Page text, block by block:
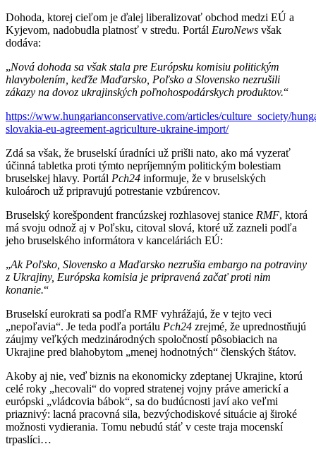
Dohoda, ktorej cieľom je ďalej liberalizovať obchod medzi EÚ a
Kyjevom, nadobudla platnosť v stredu. Portál EuroNews však
dodáva:
„Nová dohoda sa však stala pre Európsku komisiu politickým
hlavybolením , keďže Maďarsko, Poľsko a Slovensko nezrušili
zákazy na dovoz ukrajinských poľnohospodárskych produktov.“
https://www.hungarianconservative.com/articles/culture_society/
slovakia-eu-agreement-agriculture-ukraine-import/
Zdá sa však, že bruselskí úradníci už prišli nato, ako má vyzerať
účinná tabletka proti týmto nepríjemným politickým bolestiam
bruselskej hlavy. Portál Pch24 informuje, že v bruselských
kuloároch už pripravujú potrestanie vzbúrencov.
Bruselský korešpondent francúzskej rozhlasovej stanice RMF, ktorá
má svoju odnož aj v Poľsku, citoval slová, ktoré už zazneli podľa
jeho bruselského informátora v kanceláriách EÚ:
„Ak Poľsko, Slovensko a Maďarsko nezrušia embargo na potraviny
z Ukrajiny, Európska komisia je pripravená začať proti nim
konanie.“
Bruselskí eurokrati sa podľa RMF vyhrážajú, že v tejto veci
„nepoľavia“. Je teda podľa portálu Pch24 zrejmé, že uprednostňujú
záujmy veľkých medzinárodných spoločností pôsobiacich na
Ukrajine pred blahobytom „menej hodnotných“ členských štátov.
Akoby aj nie, veď biznis na ekonomicky zdeptanej Ukrajine, ktorú
celé roky „hecovali“ do vopred stratenej vojny práve americkí a
európski „vládcovia bábok“, sa do budúcnosti javí ako veľmi
priaznivý: lacná pracovná sila, bezvýchodiskové situácie aj široké
možnosti vydierania. Tomu nebudú stáť v ceste traja mocenskí
trpaslíci…